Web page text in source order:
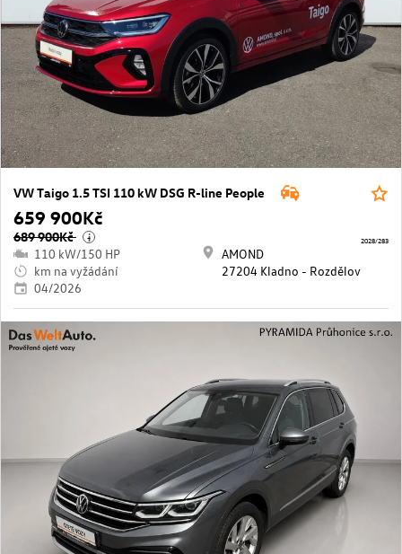
VW Taigo 1.5 TSI 110 kW DSG R-line People
659 900Kč
689 900Kč i
110 kW/150 HP
km na vyžádání
04/2026
AMOND
27204 Kladno - Rozdělov
2028/283